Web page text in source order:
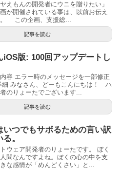
えもんの開発者にウニを贈りたい」
が開催されている事は、以前お伝え
。 この企画、支援総...
記事を読む
iOS版: 100回アップデートし
容 エラー時のメッセージを一部修正
細 みなさん、どーもこんにちは！ ハ
のりょーたでございます...
記事を読む
いつでもサボるための言い訳
。
ウェア開発者のりょーたです。 ぼく
間なんですよね。ぼくの心の中を支
な感情が「めんどくさい」と...